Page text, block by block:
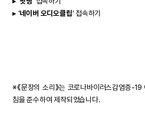
▸ ‘네이버 오디오클립’ 접속하기
※《문장의 소리》는 코로나바이러스감염증-
침을 준수하여 제작되었습니다.